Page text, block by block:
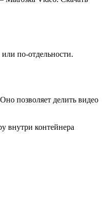
по-отдельности.
позволяет делить видео
внутри контейнера